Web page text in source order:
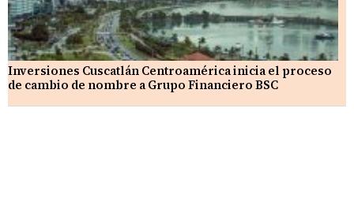
Inversiones Cuscatlán Centroamérica inicia el proceso
de cambio de nombre a Grupo Financiero BSC